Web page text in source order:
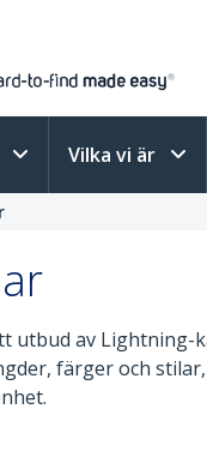
Vilka vi är
utbud av Lightning-
färger och